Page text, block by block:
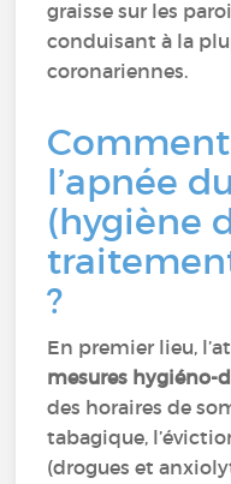
graisse sur les
conduisant à la
coronariennes.
l’apnée
(hygiène
?
En premier lieu,
mesures hygiéno-
des horaires de
tabagique,
(drogues et